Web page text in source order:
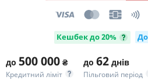
Кешбек до 20%
до 500 000 ₴
Кредитний ліміт
до 62 днів
Пільговий період